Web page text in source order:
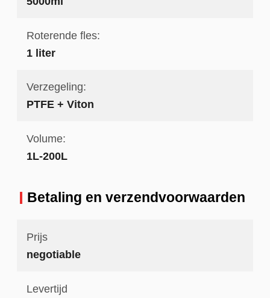
Roterende fles:
1 liter
Verzegeling:
PTFE + Viton
Volume:
1L-200L
Betaling en verzendvoorwaarden
Prijs
negotiable
Levertijd